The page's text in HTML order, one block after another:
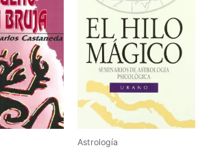
Astrología